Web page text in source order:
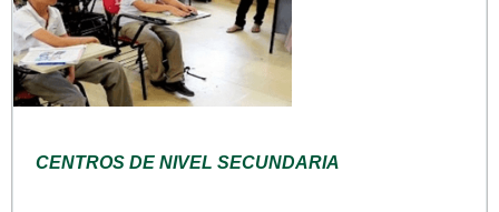
CENTROS DE NIVEL SECUNDARIA